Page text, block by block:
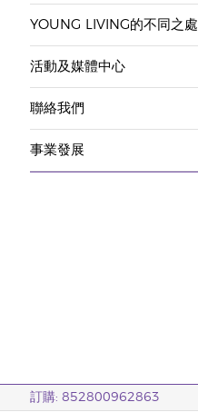
YOUNG LIVING的不同之處
活動及媒體中心
聯絡我們
事業發展
訂購: 852800962863